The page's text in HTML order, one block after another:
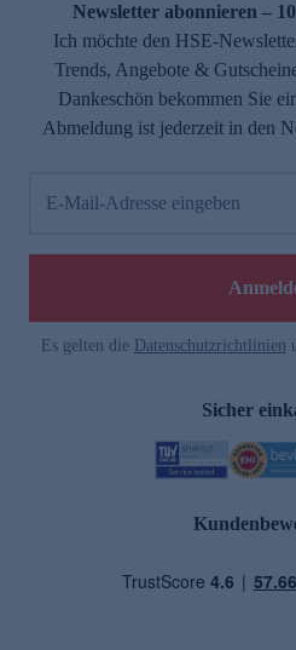
Newsletter abonnieren –
Ich möchte den HSE-
Trends, Angebote &
Dankeschön bekommen Sie
Abmeldung ist jederzeit in den
E-Mail-Adresse eingeben
Es gelten die Datenschutzrichtlinien
Sicher